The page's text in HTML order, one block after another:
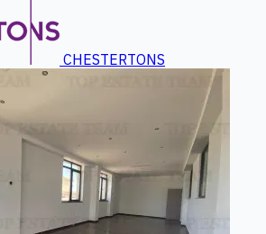
CHESTERTONS